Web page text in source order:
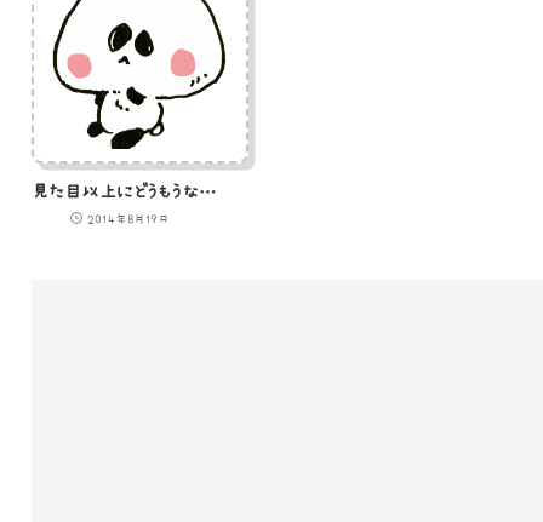
見た目以上にどうもうな動物「パンダ」のイラスト
2014年8月19日